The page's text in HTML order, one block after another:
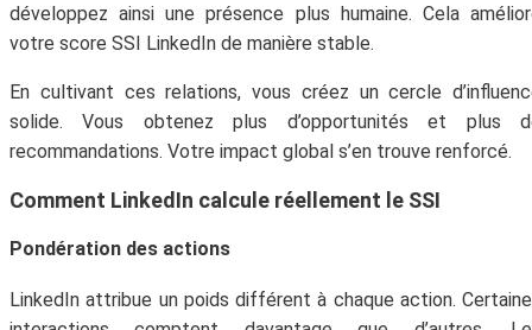
développez ainsi une présence plus humaine. Cela
votre score SSI LinkedIn de manière stable.
En cultivant ces relations, vous créez un cercle
solide. Vous obtenez plus d’opportunités et plus
recommandations. Votre impact global s’en trouve renforcé.
Comment LinkedIn calcule réellement le SSI
Pondération des actions
LinkedIn attribue un poids différent à chaque action.